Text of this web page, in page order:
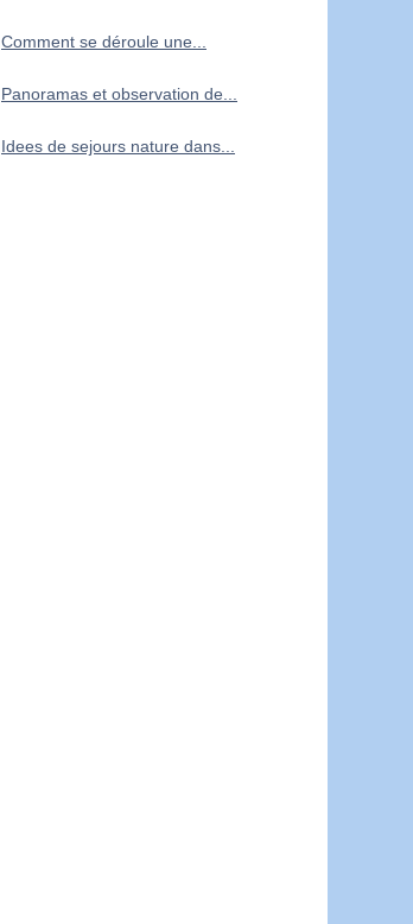
Comment se déroule une...
Panoramas et observation de...
Idees de sejours nature dans...